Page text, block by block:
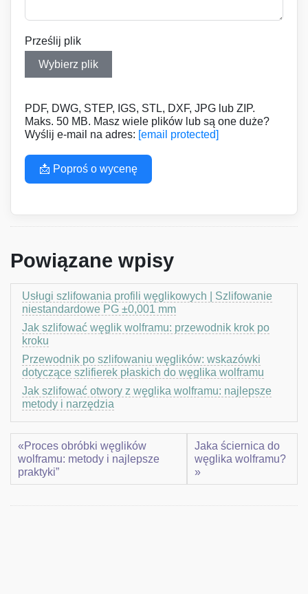
Prześlij plik
Wybierz plik
PDF, DWG, STEP, IGS, STL, DXF, JPG lub ZIP.
Maks. 50 MB. Masz wiele plików lub są one duże?
Wyślij e-mail na adres: [email protected]
📩 Poproś o wycenę
Powiązane wpisy
Usługi szlifowania profili węglikowych | Szlifowanie
niestandardowe PG ±0,001 mm
Jak szlifować węglik wolframu: przewodnik krok po
kroku
Przewodnik po szlifowaniu węglików: wskazówki
dotyczące szlifierek płaskich do węglika wolframu
Jak szlifować otwory z węglika wolframu: najlepsze
metody i narzędzia
«Proces obróbki węglików
wolframu: metody i najlepsze
praktyki”
Jaka ściernica do
węglika wolframu?
»